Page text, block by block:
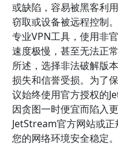
或缺陷，容易被黑客利
窃取或设备被远程控制
专业VPN工具，使用非
速度极慢，甚至无法正
所述，选择非法破解版
损失和信誉受损。为了
议始终使用官方授权的
因贪图一时便宜而陷入
JetStream官方网站或
您的网络环境安全稳定。